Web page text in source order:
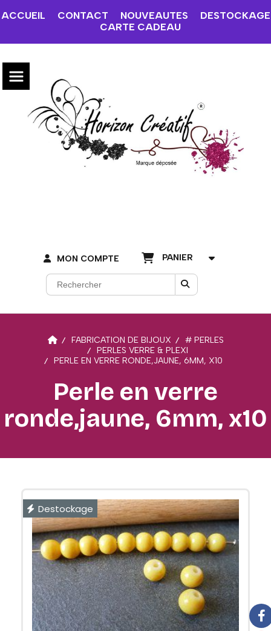
ACCUEIL CONTACT NOUVEAUTES
DESTOCKAGE
CARTE CADEAU
MON COMPTE PANIER
FABRICATION DE BIJOUX
# PERLES
PERLES VERRE & PLEXI
PERLE EN VERRE RONDE,JAUNE, 6MM, X10
Perle en verre
ronde,jaune, 6mm, x10
Destockage